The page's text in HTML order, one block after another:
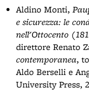
Aldino Monti,
e sicurezza: le
nell'Ottocento
direttore Renato
contemporanea,
Aldo Berselli e
University Press,